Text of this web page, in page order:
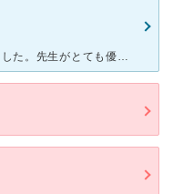
以前、インフルエンザでお世話になりました。先生がとても優しく、感動しました。看護婦さんもとても優しいです。患者の不安を取り除く、素晴らしい病院だと思いました。また漢方を推奨しているようで、身体に負担の